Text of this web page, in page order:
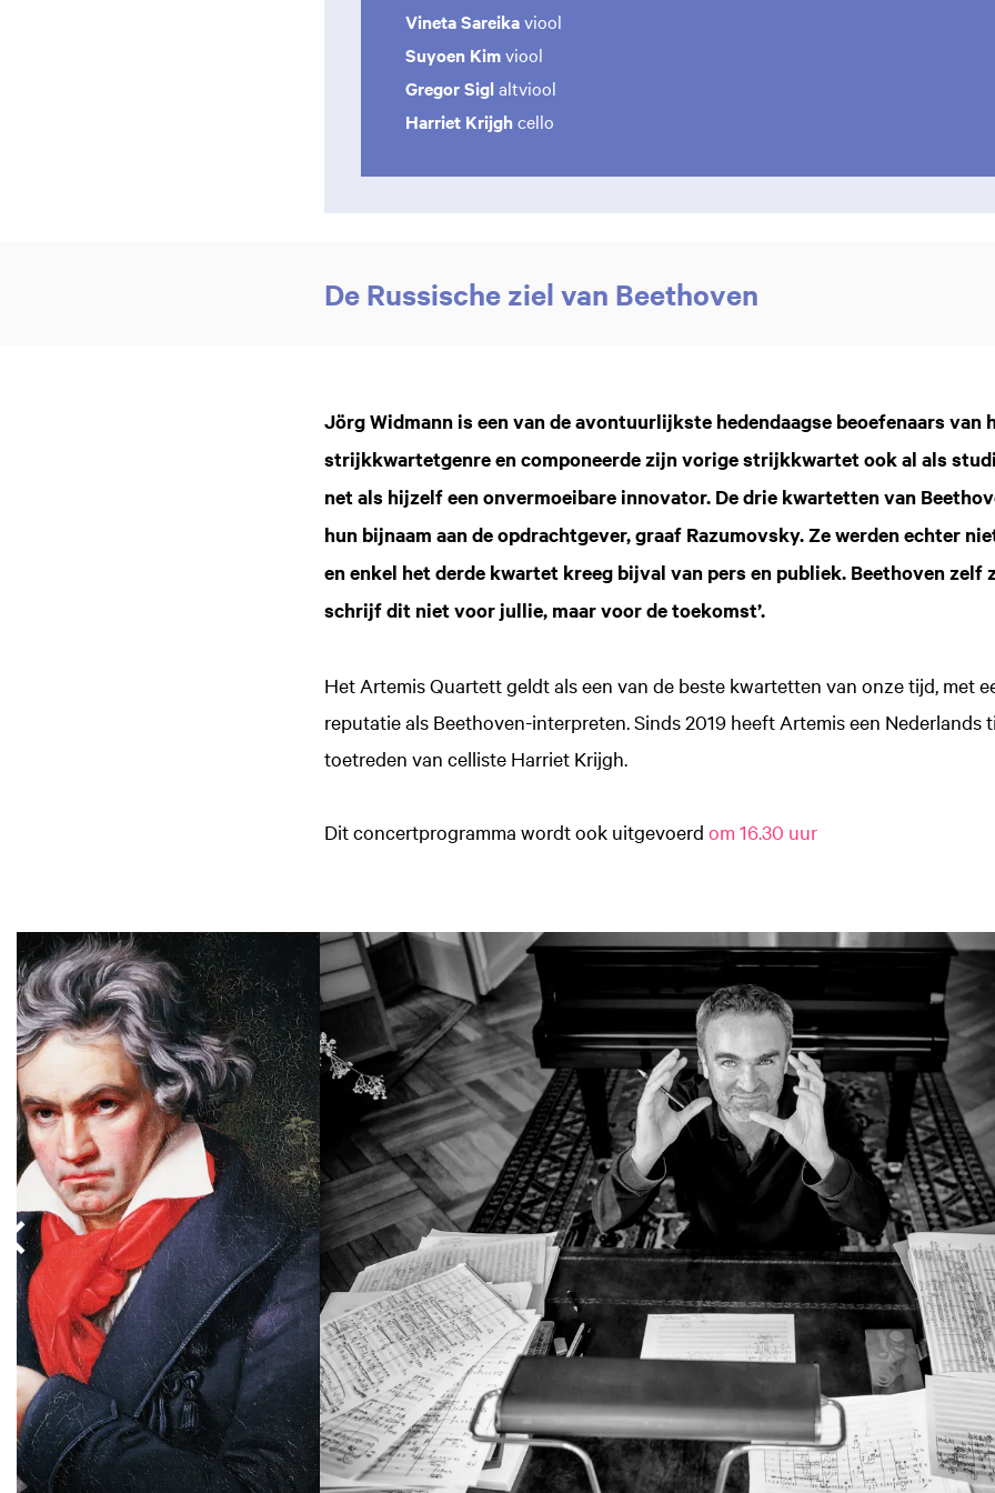
Vineta Sareikaviool
Suyoen Kimviool
Gregor Siglaltviool
Harriet Krijghcello
De Russische ziel van Beethoven
Jörg Widmann is een van de avontuurlijkste hedendaagse beoefenaars van
strijkkwartetgenre en componeerde zijn vorige strijkkwartet ook al als
net als hijzelf een onvermoeibare innovator. De drie kwartetten van
hun bijnaam aan de opdrachtgever, graaf Razumovsky. Ze werden echter
en enkel het derde kwartet kreeg bijval van pers en publiek. Beethoven zelf
schrijf dit niet voor jullie, maar voor de toekomst’.
Het Artemis Quartett geldt als een van de beste kwartetten van onze tijd, met
reputatie als Beethoven-interpreten. Sinds 2019 heeft Artemis een Nederlands
toetreden van celliste Harriet Krijgh.
Dit concertprogramma wordt ook uitgevoerd om 16.30 uur
Overslaan